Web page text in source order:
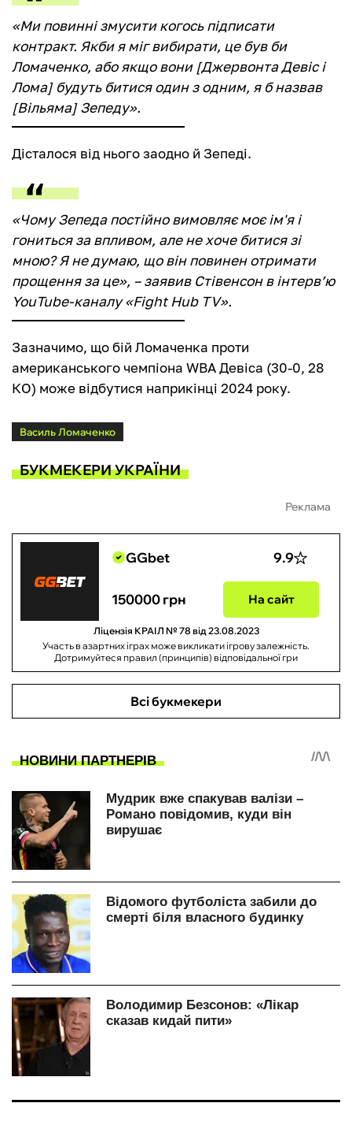
«Ми повинні змусити когось підписати
контракт. Якби я міг вибирати, це був би
Ломаченко, або якщо вони [Джервонта Девіс і
Лома] будуть битися один з одним, я б назвав
[Вільяма] Зепеду».
Дісталося від нього заодно й Зепеді.
«Чому Зепеда постійно вимовляє моє ім'я і
гониться за впливом, але не хоче битися зі
мною? Я не думаю, що він повинен отримати
прощення за це», – заявив Стівенсон в інтерв’ю
YouTube-каналу «Fight Hub TV».
Зазначимо, що бій Ломаченка проти
американського чемпіона WBA Девіса (30-0, 28
КО) може відбутися наприкінці 2024 року.
Василь Ломаченко
БУКМЕКЕРИ УКРАЇНИ
Реклама
GGbet 9.9
150000 грн На сайт
Ліцензія КРАІЛ № 78 від 23.08.2023
Участь в азартних іграх може викликати ігрову залежність.
Дотримуйтеся правил (принципів) відповідальної гри
Всі букмекери